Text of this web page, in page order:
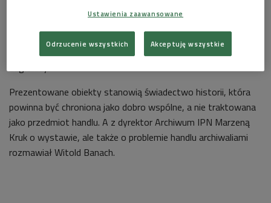
ramach projektu Archiwum Pełne Pamięci - inicjatywy, dzięki
oraz pamiątki przekazywane przez darczyńców z kraju i
zagranicy.
Prezentowane obiekty stanowią świadectwo historii, która
powinna być chroniona jako dobro wspólne, a nie traktowana
jako przedmiot handlu. A z dyrektor Archiwum IPN Marzeną
Kruk o wystawie, ale także o problemie handlu archiwaliami
rozmawiał Witold Banach.
Ustawienia zaawansowane
Odrzucenie wszystkich Akceptuję wszystkie